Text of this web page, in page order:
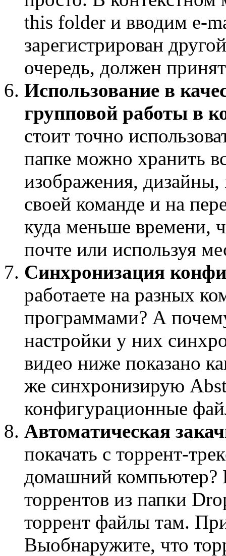
this folder и вводим e-
зарегистрирован
очередь, должен
Использование в
групповой работы в
стоит точно
папке можно хранить
изображения, дизайны,
своей команде и на
куда меньше времени,
почте или используя
Синхронизация
работаете на разных
программами? А
настройки у них
видео ниже показано
же синхронизирую
конфигурационные
Автоматическая
покачать с торрент-
домашний компьютер?
торрентов из папки
торрент файлы там.
Выобнаружите, что